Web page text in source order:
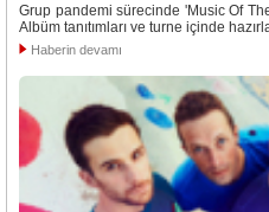
Grup pandemi sürecinde 'Music Of
Albüm tanıtımları ve turne içinde
Haberin devamı